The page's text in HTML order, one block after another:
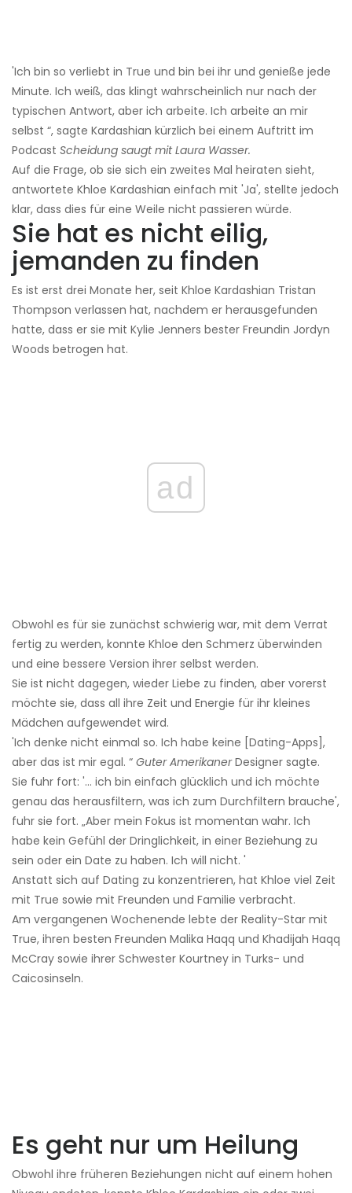
'Ich bin so verliebt in True und bin bei ihr und genieße jede
Minute. Ich weiß, das klingt wahrscheinlich nur nach der
typischen Antwort, aber ich arbeite. Ich arbeite an mir
selbst “, sagte Kardashian kürzlich bei einem Auftritt im
Podcast Scheidung saugt mit Laura Wasser.
Auf die Frage, ob sie sich ein zweites Mal heiraten sieht,
antwortete Khloe Kardashian einfach mit 'Ja', stellte jedoch
klar, dass dies für eine Weile nicht passieren würde.
Sie hat es nicht eilig,
jemanden zu finden
Es ist erst drei Monate her, seit Khloe Kardashian Tristan
Thompson verlassen hat, nachdem er herausgefunden
hatte, dass er sie mit Kylie Jenners bester Freundin Jordyn
Woods betrogen hat.
ad
Obwohl es für sie zunächst schwierig war, mit dem Verrat
fertig zu werden, konnte Khloe den Schmerz überwinden
und eine bessere Version ihrer selbst werden.
Sie ist nicht dagegen, wieder Liebe zu finden, aber vorerst
möchte sie, dass all ihre Zeit und Energie für ihr kleines
Mädchen aufgewendet wird.
'Ich denke nicht einmal so. Ich habe keine [Dating-Apps],
aber das ist mir egal. “ Guter AmerikanerDesigner sagte.
Sie fuhr fort: '... ich bin einfach glücklich und ich möchte
genau das herausfiltern, was ich zum Durchfiltern brauche',
fuhr sie fort. „Aber mein Fokus ist momentan wahr. Ich
habe kein Gefühl der Dringlichkeit, in einer Beziehung zu
sein oder ein Date zu haben. Ich will nicht. '
Anstatt sich auf Dating zu konzentrieren, hat Khloe viel Zeit
mit True sowie mit Freunden und Familie verbracht.
Am vergangenen Wochenende lebte der Reality-Star mit
True, ihren besten Freunden Malika Haqq und Khadijah Haqq
McCray sowie ihrer Schwester Kourtney in Turks- und
Caicosinseln.
Es geht nur um Heilung
Obwohl ihre früheren Beziehungen nicht auf einem hohen